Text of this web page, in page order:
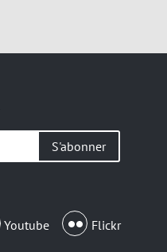
Youtube Flickr